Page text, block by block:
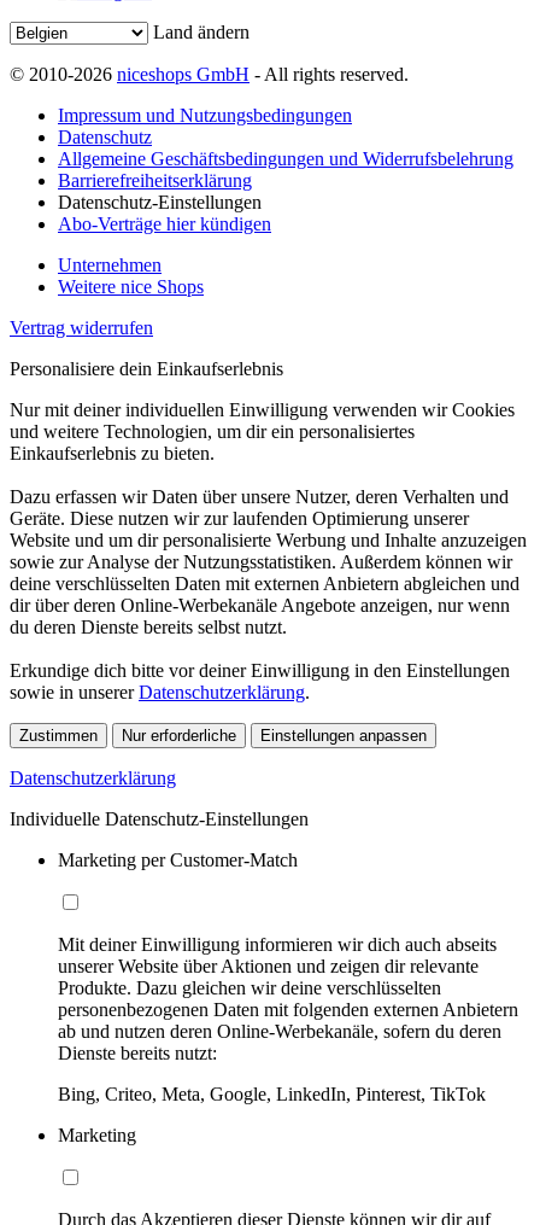
Land ändern
© 2010-2026 niceshops GmbH - All rights reserved.
Impressum und Nutzungsbedingungen
Datenschutz
Allgemeine Geschäftsbedingungen und Widerrufsbelehrung
Barrierefreiheitserklärung
Datenschutz-Einstellungen
Abo-Verträge hier kündigen
Unternehmen
Weitere nice Shops
Vertrag widerrufen
Personalisiere dein Einkaufserlebnis
Nur mit deiner individuellen Einwilligung verwenden wir Cookies
und weitere Technologien, um dir ein personalisiertes
Einkaufserlebnis zu bieten.
Dazu erfassen wir Daten über unsere Nutzer, deren Verhalten und
Geräte. Diese nutzen wir zur laufenden Optimierung unserer
Website und um dir personalisierte Werbung und Inhalte anzuzeigen
sowie zur Analyse der Nutzungsstatistiken. Außerdem können wir
deine verschlüsselten Daten mit externen Anbietern abgleichen und
dir über deren Online-Werbekanäle Angebote anzeigen, nur wenn
du deren Dienste bereits selbst nutzt.
Erkundige dich bitte vor deiner Einwilligung in den Einstellungen
sowie in unsererDatenschutzerklärung.
Zustimmen Nur erforderliche Einstellungen anpassen
Datenschutzerklärung
Individuelle Datenschutz-Einstellungen
Marketing per Customer-Match
Mit deiner Einwilligung informieren wir dich auch abseits
unserer Website über Aktionen und zeigen dir relevante
Produkte. Dazu gleichen wir deine verschlüsselten
personenbezogenen Daten mit folgenden externen Anbietern
ab und nutzen deren Online-Werbekanäle, sofern du deren
Dienste bereits nutzt:
Bing, Criteo, Meta, Google, LinkedIn, Pinterest, TikTok
Marketing
Durch das Akzeptieren dieser Dienste können wir dir auf